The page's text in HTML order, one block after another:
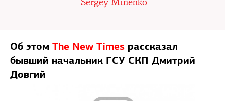
Об этом The New Times рассказал
бывший начальник ГСУ СКП Дмитрий
Довгий